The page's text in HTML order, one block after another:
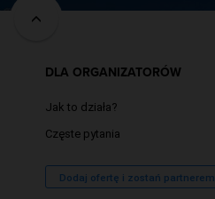
DLA ORGANIZATORÓW
Jak to działa?
Częste pytania
Dodaj ofertę i zostań partnerem